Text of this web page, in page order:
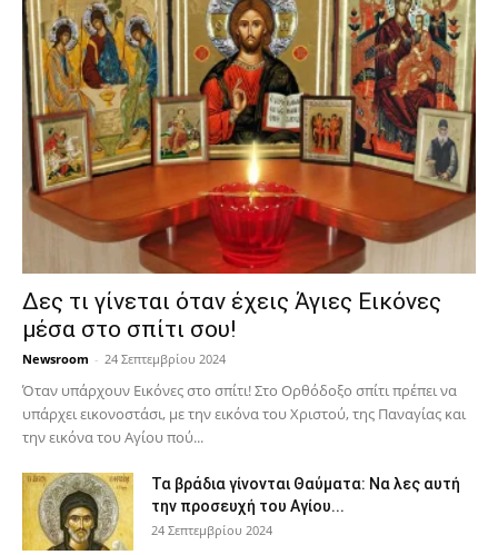
Δες τι γίνεται όταν έχεις Άγιες Εικόνες
μέσα στο σπίτι σου!
Newsroom - 24 Σεπτεμβρίου 2024
Όταν υπάρχουν Εικόνες στο σπίτι! Στο Ορθόδοξο σπίτι πρέπει να
υπάρχει εικονοστάσι, με την εικόνα του Χριστού, της Παν­αγίας και
την εικόνα του Αγίου πού...
Τα βράδια γίνονται Θαύματα: Να λες αυτή
την προσευχή του Αγίου...
24 Σεπτεμβρίου 2024